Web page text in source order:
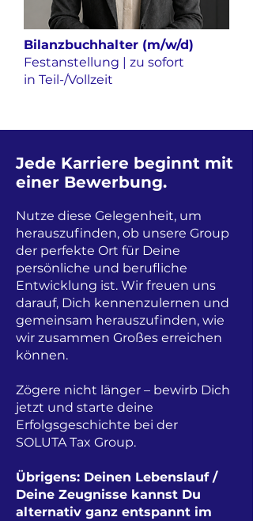
Bilanzbuchhalter (m/w/d)
Festanstellung | zu sofort
in Teil-/Vollzeit
Jede Karriere beginnt mit
einer Bewerbung.
Nutze diese Gelegenheit, um
herauszufinden, ob unsere Group
der perfekte Ort für Deine
persönliche und berufliche
Entwicklung ist. Wir freuen uns
darauf, Dich kennenzulernen und
gemeinsam herauszufinden, wie
wir zusammen Großes erreichen
können.
Zögere nicht länger – bewirb Dich
jetzt und starte deine
Erfolgsgeschichte bei der
​SOLUTA Tax Group.
Übrigens: Deinen Lebenslauf /
Deine Zeugnisse kannst Du
alternativ ganz entspannt im